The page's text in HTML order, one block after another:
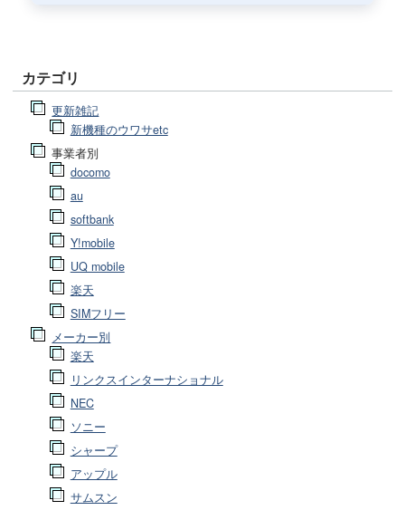
カテゴリ
更新雑記
新機種のウワサetc
事業者別
docomo
au
softbank
Y!mobile
UQ mobile
楽天
SIMフリー
メーカー別
楽天
リンクスインターナショナル
NEC
ソニー
シャープ
アップル
サムスン